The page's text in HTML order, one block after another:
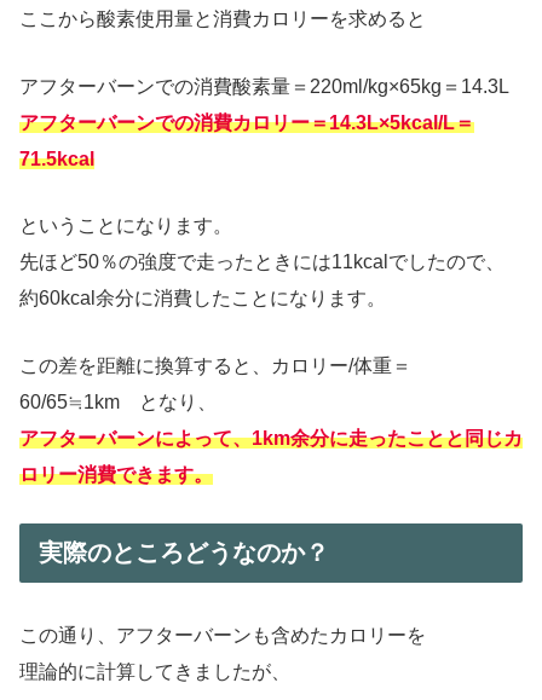
ここから酸素使用量と消費カロリーを求めると
アフターバーンでの消費酸素量＝220ml/kg×65kg＝14.3L
アフターバーンでの消費カロリー＝14.3L×5kcal/L＝
71.5kcal
ということになります。
先ほど50％の強度で走ったときには11kcalでしたので、
約60kcal余分に消費したことになります。
この差を距離に換算すると、カロリー/体重＝
60/65≒1km となり、
アフターバーンによって、1km余分に走ったことと同じカ
ロリー消費できます。
実際のところどうなのか？
この通り、アフターバーンも含めたカロリーを
理論的に計算してきましたが、